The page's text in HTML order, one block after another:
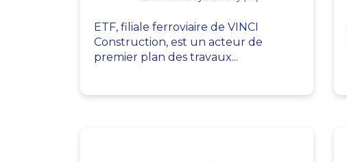
ETF, filiale ferroviaire de VINCI
Construction, est un acteur de
premier plan des travaux...